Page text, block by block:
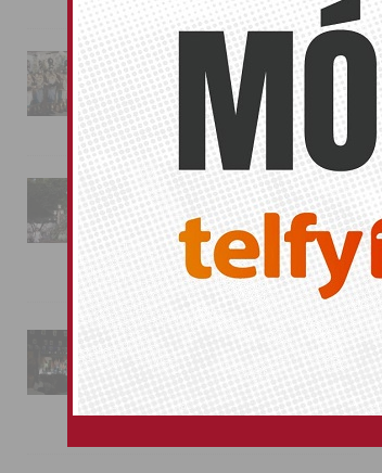
La magia de la Entrada Mora
conquista las calles de
Almoradí
01/08/2026
La fiesta se adueña de
Almoradí con la presentación
de los cargos festeros y la
toma del castillo
31/07/2026
Pilar de la Horadada
conmemora con emoción el
40º aniversario de su
independencia como municipio